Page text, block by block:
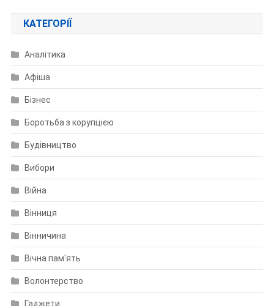
КАТЕГОРІЇ
Аналітика
Афіша
Бізнес
Боротьба з корупцією
Будівництво
Вибори
Війна
Вінниця
Вінничина
Вічна пам'ять
Волонтерство
Гаджети